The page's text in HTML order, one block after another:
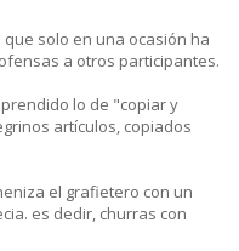
solo en una ocasión ha
a otros participantes.
lo de "copiar y
artículos, copiados
el grafietero con un
es dedir, churras con